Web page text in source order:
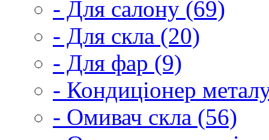
- Для салону (69)
- Для скла (20)
- Для фар (9)
- Кондиціонер
- Омивач скла (56)